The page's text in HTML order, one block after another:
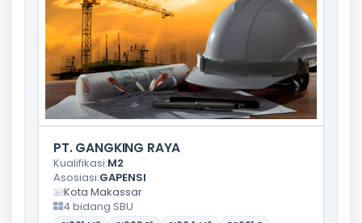
PT. GANGKING RAYA
Kualifikasi:M2
Asosiasi:GAPENSI
Kota Makassar
4 bidang SBU